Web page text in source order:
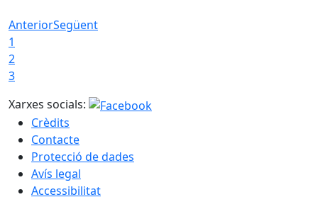
AnteriorSegüent
1
2
3
Xarxes socials:
Crèdits
Contacte
Protecció de dades
Avís legal
Accessibilitat